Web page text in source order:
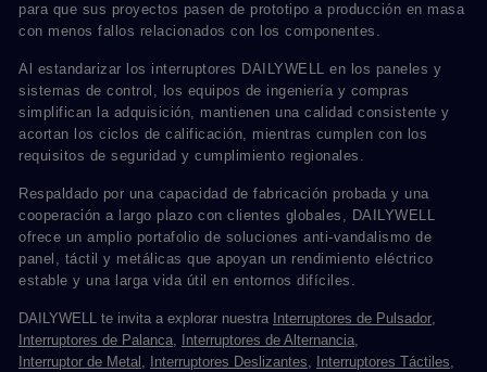
para que sus proyectos pasen de prototipo a producción en masa
con menos fallos relacionados con los componentes.
Al estandarizar los interruptores DAILYWELL en los paneles y
sistemas de control, los equipos de ingeniería y compras
simplifican la adquisición, mantienen una calidad consistente y
acortan los ciclos de calificación, mientras cumplen con los
requisitos de seguridad y cumplimiento regionales.
Respaldado por una capacidad de fabricación probada y una
cooperación a largo plazo con clientes globales, DAILYWELL
ofrece un amplio portafolio de soluciones anti-vandalismo de
panel, táctil y metálicas que apoyan un rendimiento eléctrico
estable y una larga vida útil en entornos difíciles.
DAILYWELL te invita a explorar nuestra Interruptores de Pulsador,
Interruptores de Palanca, Interruptores de Alternancia,
Interruptor de Metal , Interruptores Deslizantes, Interruptores Táctiles,